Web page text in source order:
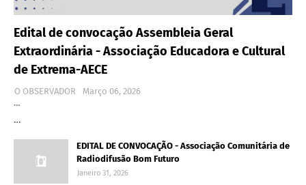
Edital de convocação Assembleia Geral
Extraordinária - Associação Educadora e Cultural
de Extrema-AECE
O OBSERVADOR
Março 06, 2026
…
…
EDITAL DE CONVOCAÇÃO - Associação Comunitária de
Radiodifusão Bom Futuro
Janeiro 31, 2026